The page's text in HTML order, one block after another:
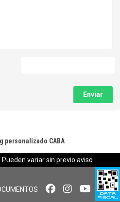
Enviar
personalizado CABA
variar sin previo aviso.